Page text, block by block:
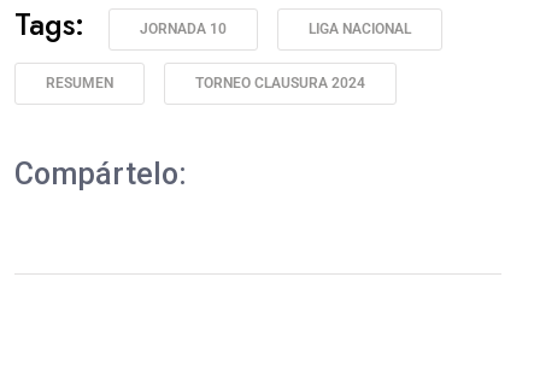
Tags: JORNADA 10 LIGA NACIONAL
RESUMEN TORNEO CLAUSURA 2024
Compártelo: